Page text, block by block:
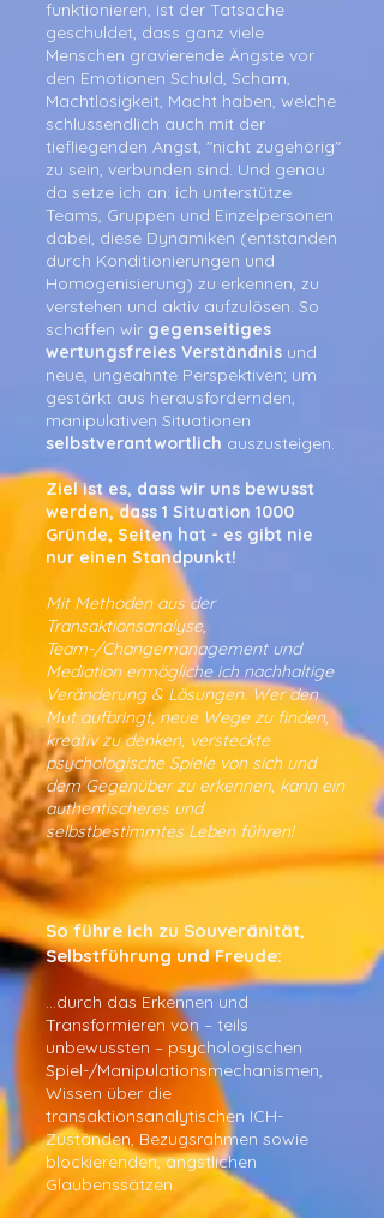
funktionieren, ist der Tatsache
geschuldet, dass ganz viele
Menschen gravierende Ängste vor
den Emotionen Schuld, Scham,
Machtlosigkeit, Macht haben, welche
schlussendlich auch mit der
tiefliegenden Angst, "nicht zugehörig"
zu sein, verbunden sind. Und genau
da setze ich an: ich unterstütze
Teams, Gruppen und Einzelpersonen
dabei, diese Dynamiken (entstanden
durch Konditionierungen und
Homogenisierung) zu erkennen, zu
verstehen und aktiv aufzulösen. So
schaffen wir gegenseitiges
wertungsfreies Verständnis und
neue, ungeahnte Perspektiven; um
gestärkt aus herausfordernden,
manipulativen Situationen
selbstverantwortlich auszusteigen.
Ziel ist es, dass wir uns bewusst
werden, dass 1 Situation 1000
Gründe, Seiten hat - es gibt nie
nur einen Standpunkt!
Mit Methoden aus der
Transaktionsanalyse,
Team-/Changemanagement und
Mediation ermögliche ich nachhaltige
Veränderung & Lösungen. Wer den
Mut aufbringt, neue Wege zu finden,
kreativ zu denken, versteckte
psychologische Spiele von sich und
dem Gegenüber zu erkennen, kann ein
authentischeres und
selbstbestimmtes Leben führen!
So führe ich zu Souveränität,
Selbstführung und Freude:
…durch das Erkennen und
Transformieren von – teils
unbewussten – psychologischen
Spiel-/Manipulationsmechanismen,
Wissen über die
transaktionsanalytischen ICH-
Zuständen, Bezugsrahmen sowie
blockierenden, ängstlichen
Glaubenssätzen.